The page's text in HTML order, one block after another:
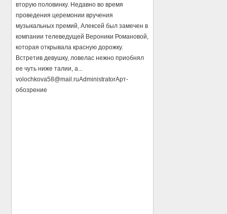
вторую половинку. Недавно во время
проведения церемонии вручения
музыкальных премий, Алексей был замечен в
компании телеведущей Вероники Романовой,
которая открывала красную дорожку.
Встретив девушку, ловелас нежно приобнял
ее чуть ниже талии, а...
volochkova58@mail.ruAdministratorАрт-
обозрение